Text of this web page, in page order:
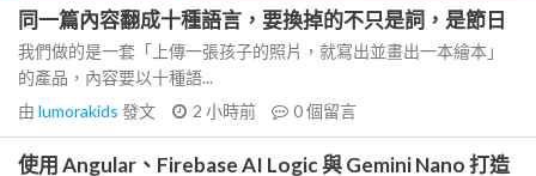
同一篇內容翻成十種語言，要換掉的不只是詞，是節日
我們做的是一套「上傳一張孩子的照片，就寫出並畫出一本繪本」
的產品，內容要以十種語...
由 lumorakids 發文 2 小時前 0個留言
使用 Angular、Firebase AI Logic 與 Gemini Nano 打造